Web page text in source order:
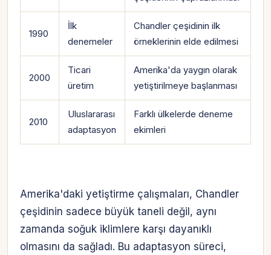
1990
İlk
denemeler
Chandler çeşidinin ilk
örneklerinin elde edilmesi
2000
Ticari
üretim
Amerika'da yaygın olarak
yetiştirilmeye başlanması
2010
Uluslararası
adaptasyon
Farklı ülkelerde deneme
ekimleri
Amerika'daki yetiştirme çalışmaları, Chandler
çeşidinin sadece büyük taneli değil, aynı
zamanda soğuk iklimlere karşı dayanıklı
olmasını da sağladı. Bu adaptasyon süreci,